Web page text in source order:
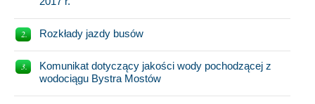
Rozkłady jazdy busów
Komunikat dotyczący jakości wody pochodzącej z
wodociągu Bystra Mostów